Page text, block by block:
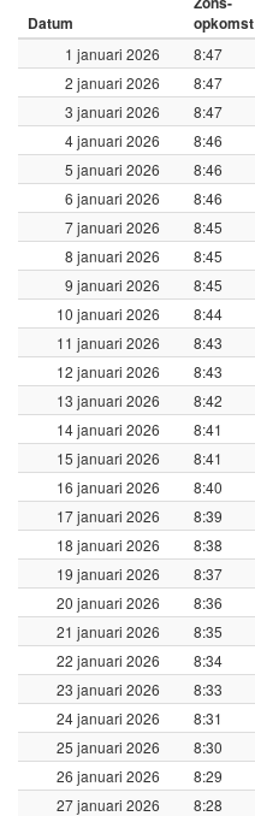
Datum
opkomst
1 januari 2026 8:47
2 januari 2026
8:47
3 januari 2026
8:47
4 januari 2026
8:46
5 januari 2026
8:46
6 januari 2026
8:46
7 januari 2026
8:45
8 januari 2026
8:45
9 januari 2026
8:45
10 januari 2026
8:44
11 januari 2026
8:43
12 januari 2026
8:43
13 januari 2026
8:42
14 januari 2026
8:41
15 januari 2026
8:41
16 januari 2026
8:40
17 januari 2026
8:39
18 januari 2026
8:38
19 januari 2026
8:37
20 januari 2026
8:36
21 januari 2026
8:35
22 januari 2026
8:34
23 januari 2026
8:33
24 januari 2026
8:31
25 januari 2026
8:30
26 januari 2026
8:29
27 januari 2026
8:28